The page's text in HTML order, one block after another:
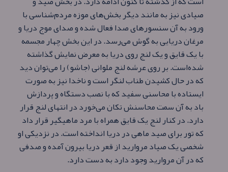
صیادی نیز به مانند دیگر بخش‌های موزه مردم‌شناسی با
ورود به آن سنسورهای صدا فعال شده و صدای موج دریا و
مرغان دریایی به گوش می‌رسد. در این بخش چهار مجسمه
با یک قایق و یک لنج روی دریا به معرض نمایش گذاشته
شده‌است. بر روی عرشه لنج ملوانی (جاشو) را می‌توان دید
که در حال کشیدن طناب لنگر است و ناخدا نیز به صورت
ایستاده با محاسنی سفید که با نصب دستگاه و پردازش
باد به آن سمت محاسنش تکان می‌خورد در انتهای لنج قرار
دارد. در کنار لنج یک قایق همراه با مرد ماهیگیر قرار داد
که تور برای صید ماهی در دریا انداخته‌ است. در نزدیکی او
شخصی یک صیاد مروارید از قعر دریا بیرون آمده و صدفی
که در آن مروارید وجود دارد به دست دارد.